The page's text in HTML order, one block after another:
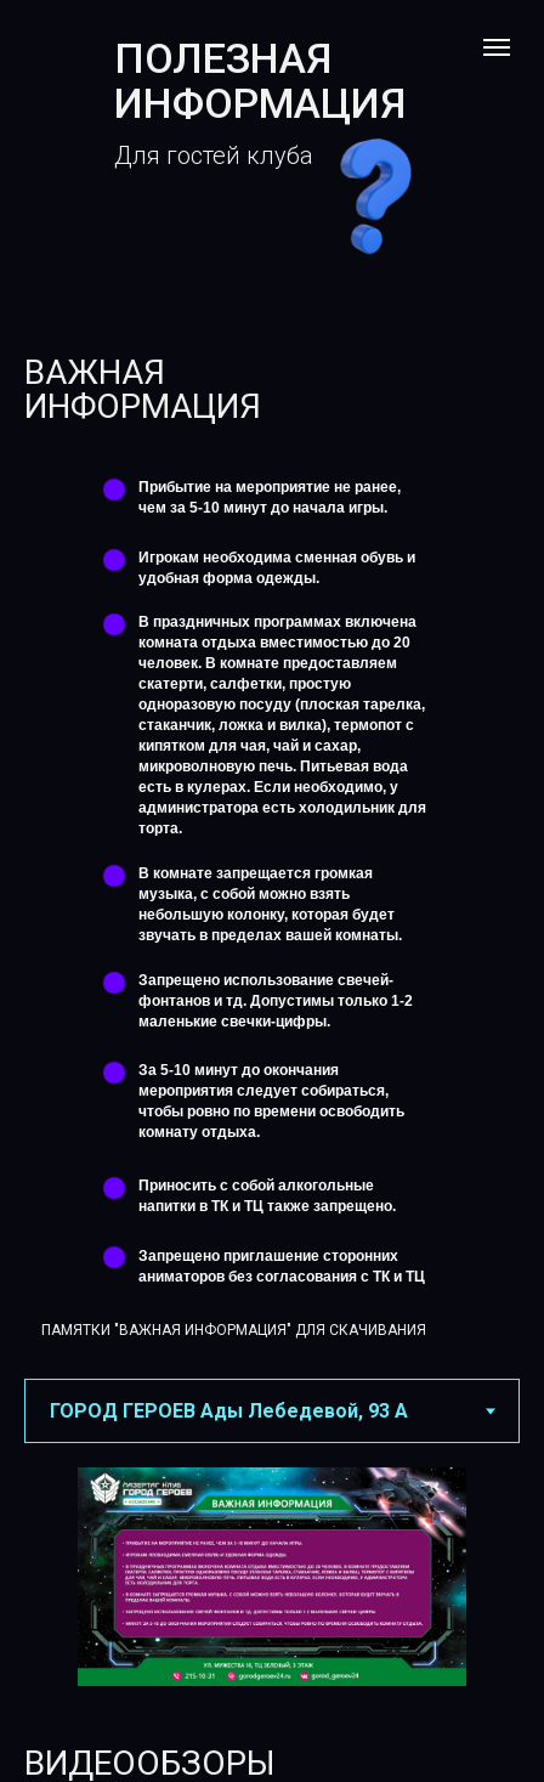
Для гостей клуба
ПОЛЕЗНАЯ
ИНФОРМАЦИЯ
ВАЖНАЯ
ИНФОРМАЦИЯ
Прибытие на мероприятие не ранее,
чем за 5-10 минут до начала игры.
Игрокам необходима сменная обувь и
удобная форма одежды.
Запрещено использование свечей-
фонтанов и тд. Допустимы только 1-2
маленькие свечки-цифры.
В комнате запрещается громкая
музыка, с собой можно взять
небольшую колонку, которая будет
звучать в пределах вашей комнаты.
За 5-10 минут до окончания
мероприятия следует собираться,
чтобы ровно по времени освободить
комнату отдыха.
Приносить с собой алкогольные
напитки в ТК и ТЦ также запрещено.
Запрещено приглашение сторонних
аниматоров без согласования с ТК и ТЦ
В праздничных программах включена
комната отдыха вместимостью до 20
человек. В комнате предоставляем
скатерти, салфетки, простую
одноразовую посуду (плоская тарелка,
стаканчик, ложка и вилка), термопот с
кипятком для чая, чай и сахар,
микроволновую печь. Питьевая вода
есть в кулерах. Если необходимо, у
администратора есть холодильник для
торта.
ПАМЯТКИ "ВАЖНАЯ ИНФОРМАЦИЯ" ДЛЯ СКАЧИВАНИЯ
ВИДЕООБЗОРЫ